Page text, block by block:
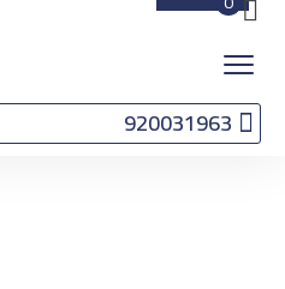
الرحلات
التأشيرات
920031963